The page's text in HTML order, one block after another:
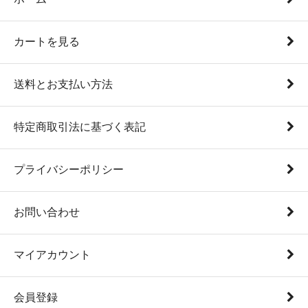
カートを見る
送料とお支払い方法
特定商取引法に基づく表記
プライバシーポリシー
お問い合わせ
マイアカウント
会員登録